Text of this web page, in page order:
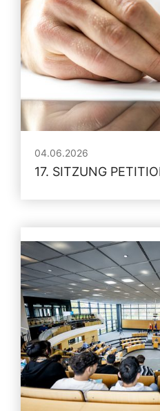
04.06.2026
17. SITZUNG